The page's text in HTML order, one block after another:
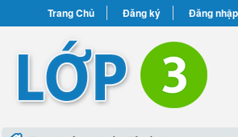
Trang Chủ Đăng ký Đăng nhập